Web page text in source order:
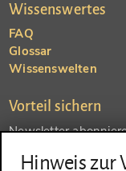
Wissenswertes
FAQ
Glossar
Wissenswelten
Vorteil sichern
Newsletter
Hinweis zur